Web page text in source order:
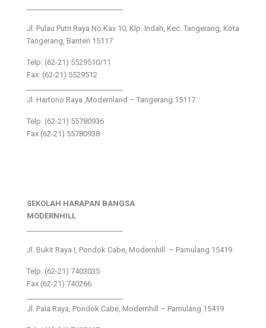
Jl. Pulau Putri Raya No.Kav 10, Klp. Indah, Kec. Tangerang, Kota
Tangerang, Banten 15117
Telp: (62-21) 5529510/11
Fax: (62-21) 5529512
Jl. Hartono Raya ,Modernland – Tangerang 15117
Telp. (62-21) 55780936
Fax (62-21) 55780938
SEKOLAH HARAPAN BANGSA
MODERNHILL
Jl. Bukit Raya I, Pondok Cabe, Modernhill – Pamulang 15419
Telp. (62-21) 7403035
Fax (62-21) 740266
Jl. Pala Raya, Pondok Cabe, Modernhill – Pamulang 15419